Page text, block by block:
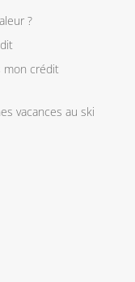
?
mon crédit
vacances au ski